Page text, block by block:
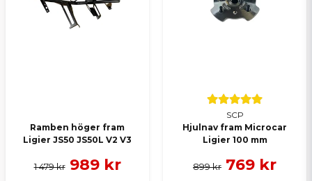
Ramben höger fram
Ligier JS50 JS50L V2 V3
1 479 kr 989 kr
SCP
Hjulnav fram Microcar
Ligier 100 mm
899 kr 769 kr